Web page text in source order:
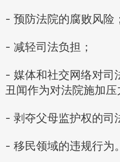
- 预防法院的腐败风险
- 减轻司法负担；
- 媒体和社交网络对司
丑闻作为对法院施加压
- 剥夺父母监护权的司
- 移民领域的违规行为。